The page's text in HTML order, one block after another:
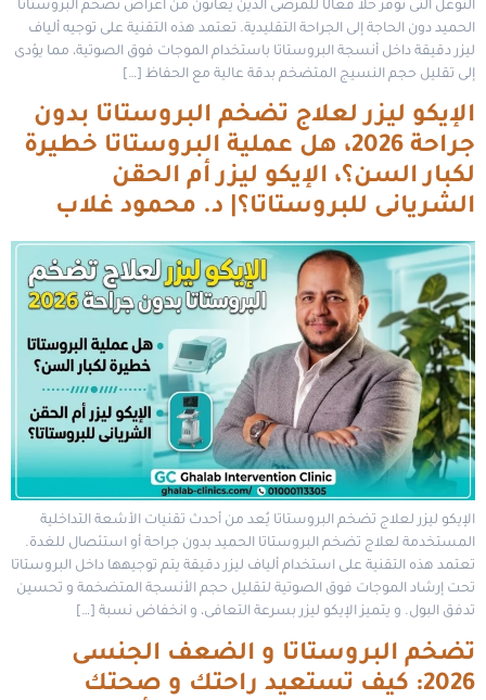
التوغل التى توفر حلاً فعالًا للمرضى الذين يعانون من أعراض تضخم البروستاتا
الحميد دون الحاجة إلى الجراحة التقليدية. تعتمد هذه التقنية على توجيه ألياف
ليزر دقيقة داخل أنسجة البروستاتا باستخدام الموجات فوق الصوتية، مما يؤدى
إلى تقليل حجم النسيج المتضخم بدقة عالية مع الحفاظ […]
الإيكو ليزر لعلاج تضخم البروستاتا بدون
جراحة 2026، هل عملية البروستاتا خطيرة
لكبار السن؟، الإيكو ليزر أم الحقن
الشريانى للبروستاتا؟| د. محمود غلاب
الإيكو ليزر لعلاج تضخم البروستاتا يُعد من أحدث تقنيات الأشعة التداخلية
المستخدمة لعلاج تضخم البروستاتا الحميد بدون جراحة أو استئصال للغدة.
تعتمد هذه التقنية على استخدام ألياف ليزر دقيقة يتم توجيهها داخل البروستاتا
تحت إرشاد الموجات فوق الصوتية لتقليل حجم الأنسجة المتضخمة و تحسين
تدفق البول. و يتميز الإيكو ليزر بسرعة التعافى، و انخفاض نسبة […]
تضخم البروستاتا و الضعف الجنسى
2026: كيف تستعيد راحتك و صحتك